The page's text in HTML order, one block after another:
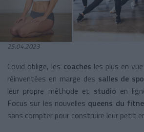
25.04.2023
Covid oblige, les coaches les plus en
réinventées en marge des salles de
leur propre méthode et studio en
Focus sur les nouvelles queens du
sans compter pour construire leur petit